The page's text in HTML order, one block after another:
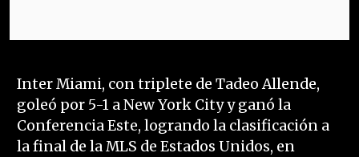
Inter Miami, con triplete de Tadeo Allende,
goleó por 5-1 a New York City y ganó la
Conferencia Este, logrando la clasificación a
la final de la MLS de Estados Unidos, en